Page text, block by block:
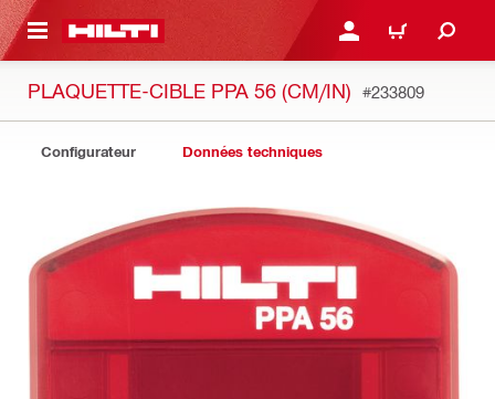
CONTENT CONNEXION OU
PANIER
PLAQUETTE-CIBLE PPA 56 (CM/IN) #233809
Configurateur Données techniques